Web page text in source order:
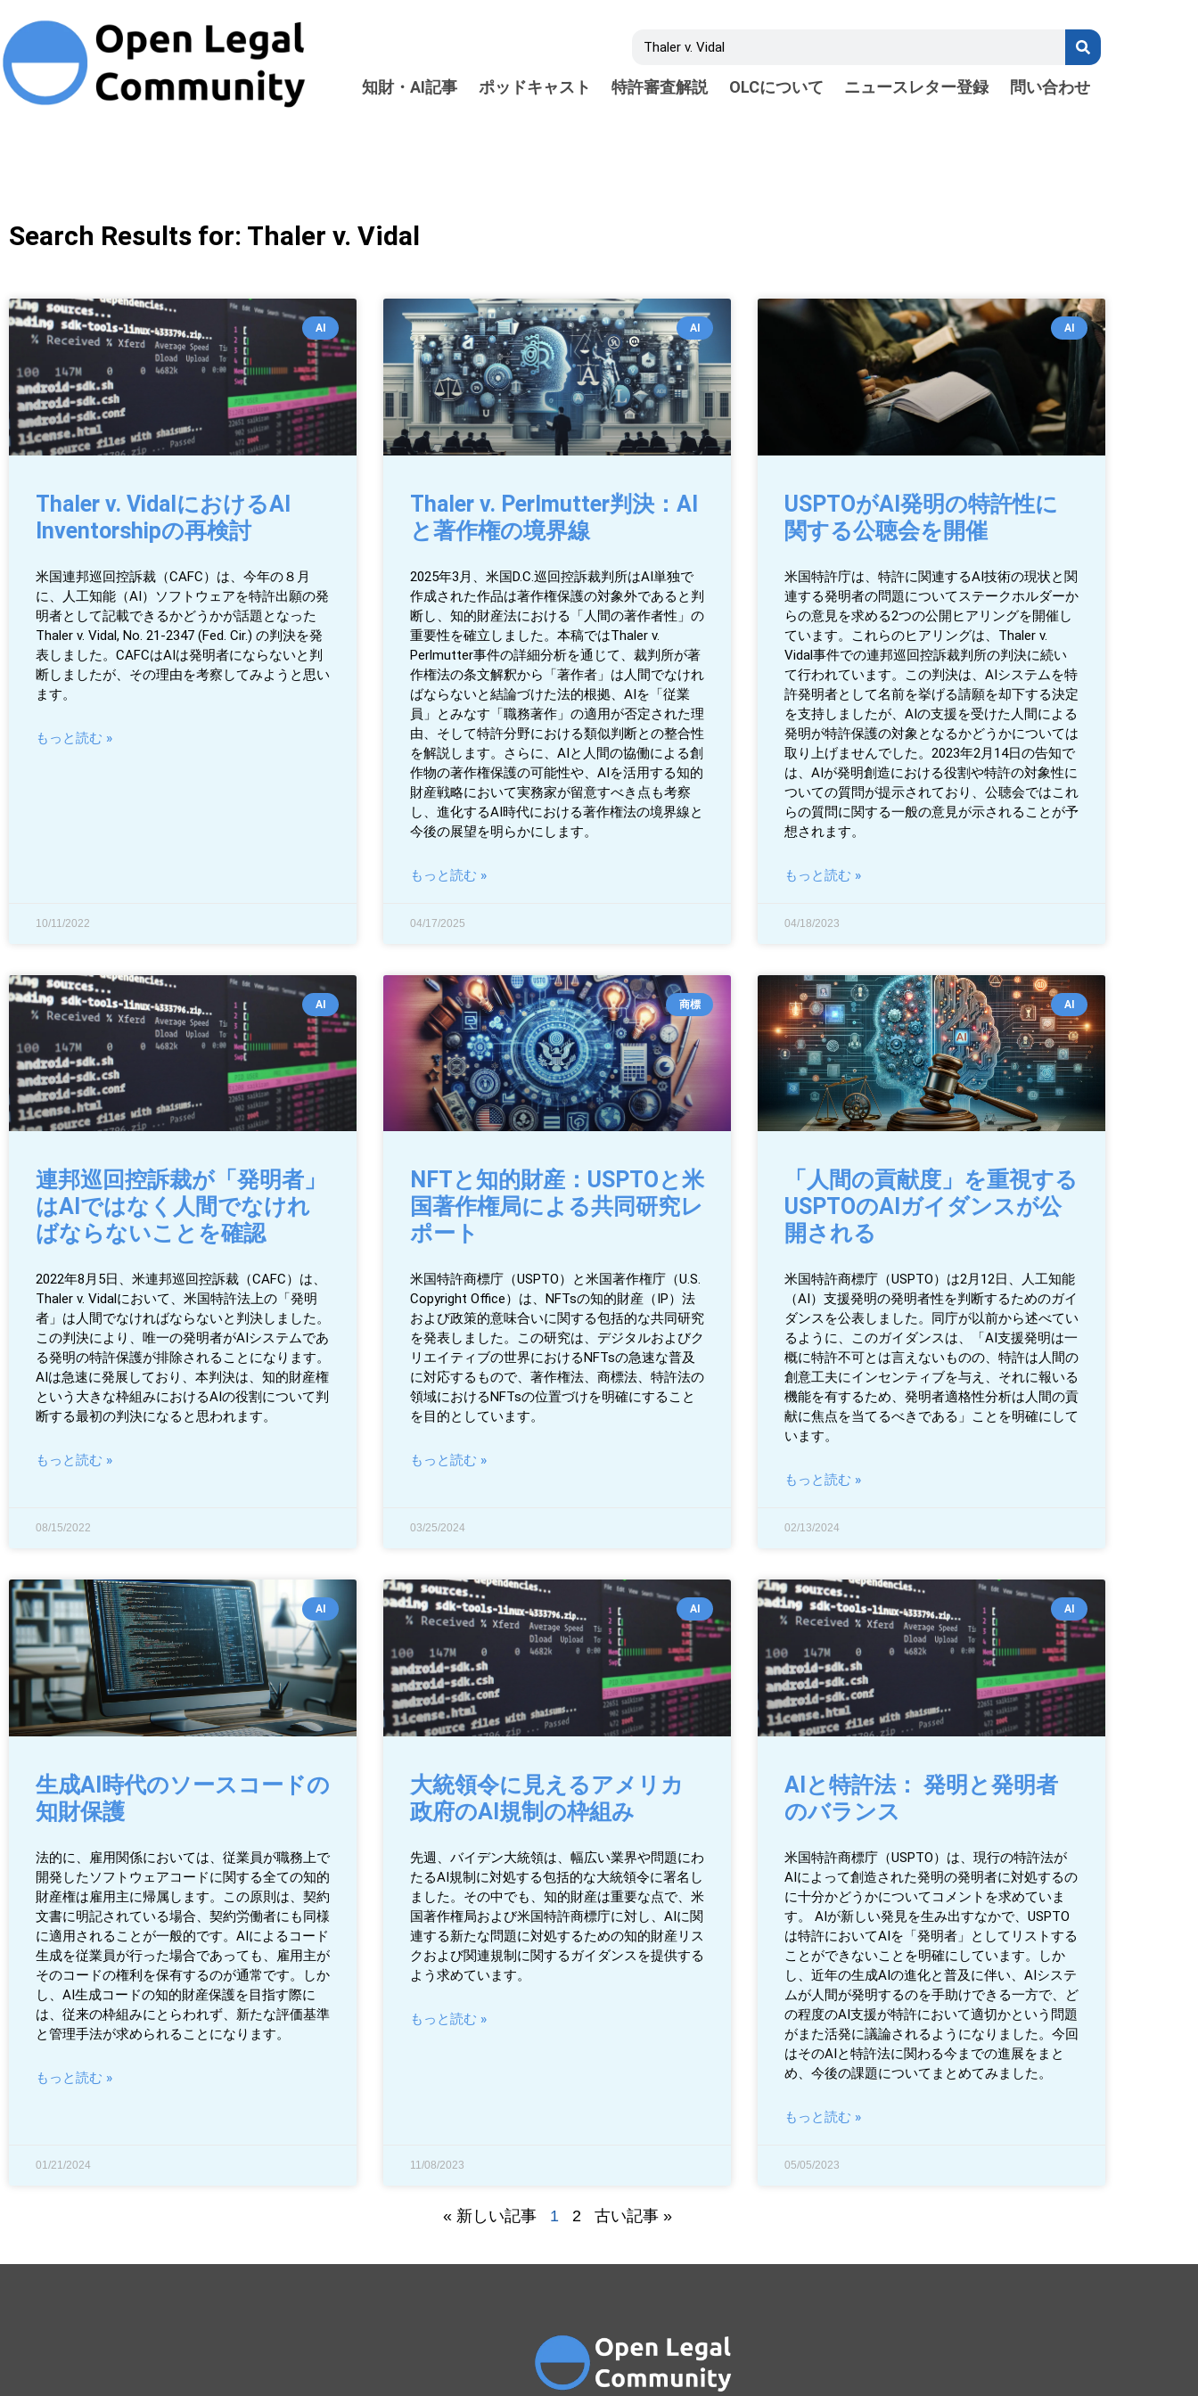
知財・AI記事 ポッドキャスト 特許審査解説 OLCについて ニュースレター登録 問い合わせ
Search Results for: Thaler v. Vidal
AI
Thaler v. VidalにおけるAI
Inventorshipの再検討
米国連邦巡回控訴裁（CAFC）は、今年の８月
に、人工知能（AI）ソフトウェアを特許出願の発
明者として記載できるかどうかが話題となった
Thaler v. Vidal, No. 21-2347 (Fed. Cir.) の判決を発
表しました。CAFCはAIは発明者にならないと判
断しましたが、その理由を考察してみようと思い
ます。
もっと読む »
10/11/2022
AI
Thaler v. Perlmutter判決：AI
と著作権の境界線
2025年3月、米国D.C.巡回控訴裁判所はAI単独で
作成された作品は著作権保護の対象外であると判
断し、知的財産法における「人間の著作者性」の
重要性を確立しました。本稿ではThaler v.
Perlmutter事件の詳細分析を通じて、裁判所が著
作権法の条文解釈から「著作者」は人間でなけれ
ばならないと結論づけた法的根拠、AIを「従業
員」とみなす「職務著作」の適用が否定された理
由、そして特許分野における類似判断との整合性
を解説します。さらに、AIと人間の協働による創
作物の著作権保護の可能性や、AIを活用する知的
財産戦略において実務家が留意すべき点も考察
し、進化するAI時代における著作権法の境界線と
今後の展望を明らかにします。
もっと読む »
04/17/2025
AI
USPTOがAI発明の特許性に
関する公聴会を開催
米国特許庁は、特許に関連するAI技術の現状と関
連する発明者の問題についてステークホルダーか
らの意見を求める2つの公開ヒアリングを開催し
ています。これらのヒアリングは、Thaler v.
Vidal事件での連邦巡回控訴裁判所の判決に続い
て行われています。この判決は、AIシステムを特
許発明者として名前を挙げる請願を却下する決定
を支持しましたが、AIの支援を受けた人間による
発明が特許保護の対象となるかどうかについては
取り上げませんでした。2023年2月14日の告知で
は、AIが発明創造における役割や特許の対象性に
ついての質問が提示されており、公聴会ではこれ
らの質問に関する一般の意見が示されることが予
想されます。
もっと読む »
04/18/2023
AI
連邦巡回控訴裁が「発明者」
はAIではなく人間でなけれ
ばならないことを確認
2022年8月5日、米連邦巡回控訴裁（CAFC）は、
Thaler v. Vidalにおいて、米国特許法上の「発明
者」は人間でなければならないと判決しました。
この判決により、唯一の発明者がAIシステムであ
る発明の特許保護が排除されることになります。
AIは急速に発展しており、本判決は、知的財産権
という大きな枠組みにおけるAIの役割について判
断する最初の判決になると思われます。
もっと読む »
08/15/2022
商標
NFTと知的財産：USPTOと米
国著作権局による共同研究レ
ポート
米国特許商標庁（USPTO）と米国著作権庁（U.S.
Copyright Office）は、NFTsの知的財産（IP）法
および政策的意味合いに関する包括的な共同研究
を発表しました。この研究は、デジタルおよびク
リエイティブの世界におけるNFTsの急速な普及
に対応するもので、著作権法、商標法、特許法の
領域におけるNFTsの位置づけを明確にすること
を目的としています。
もっと読む »
03/25/2024
AI
「人間の貢献度」を重視する
USPTOのAIガイダンスが公
開される
米国特許商標庁（USPTO）は2月12日、人工知能
（AI）支援発明の発明者性を判断するためのガイ
ダンスを公表しました。同庁が以前から述べてい
るように、このガイダンスは、「AI支援発明は一
概に特許不可とは言えないものの、特許は人間の
創意工夫にインセンティブを与え、それに報いる
機能を有するため、発明者適格性分析は人間の貢
献に焦点を当てるべきである」ことを明確にして
います。
もっと読む »
02/13/2024
AI
生成AI時代のソースコードの
知財保護
法的に、雇用関係においては、従業員が職務上で
開発したソフトウェアコードに関する全ての知的
財産権は雇用主に帰属します。この原則は、契約
文書に明記されている場合、契約労働者にも同様
に適用されることが一般的です。AIによるコード
生成を従業員が行った場合であっても、雇用主が
そのコードの権利を保有するのが通常です。しか
し、AI生成コードの知的財産保護を目指す際に
は、従来の枠組みにとらわれず、新たな評価基準
と管理手法が求められることになります。
もっと読む »
01/21/2024
AI
大統領令に見えるアメリカ
政府のAI規制の枠組み
先週、バイデン大統領は、幅広い業界や問題にわ
たるAI規制に対処する包括的な大統領令に署名し
ました。その中でも、知的財産は重要な点で、米
国著作権局および米国特許商標庁に対し、AIに関
連する新たな問題に対処するための知的財産リス
クおよび関連規制に関するガイダンスを提供する
よう求めています。
もっと読む »
11/08/2023
AI
AIと特許法： 発明と発明者
のバランス
米国特許商標庁（USPTO）は、現行の特許法が
AIによって創造された発明の発明者に対処するの
に十分かどうかについてコメントを求めていま
す。 AIが新しい発見を生み出すなかで、USPTO
は特許においてAIを「発明者」としてリストする
ことができないことを明確にしています。しか
し、近年の生成AIの進化と普及に伴い、AIシステ
ムが人間が発明するのを手助けできる一方で、ど
の程度のAI支援が特許において適切かという問題
がまた活発に議論されるようになりました。今回
はそのAIと特許法に関わる今までの進展をまと
め、今後の課題についてまとめてみました。
もっと読む »
05/05/2023
« 新しい記事 1 2 古い記事 »